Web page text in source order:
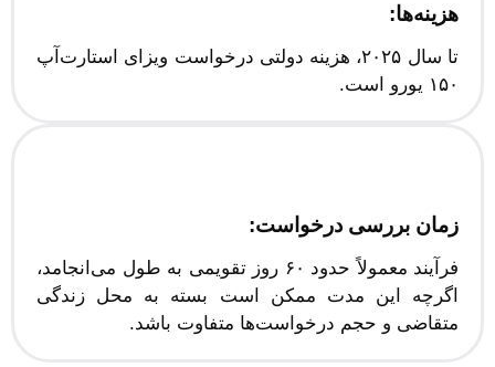
هزینه‌ها:
تا سال ۲۰۲۵، هزینه دولتی درخواست ویزای استارت‌آپ
۱۵۰ یورو است.
زمان بررسی درخواست:
فرآیند معمولاً حدود ۶۰ روز تقویمی به طول می‌انجامد،
اگرچه این مدت ممکن است بسته به محل زندگی
متقاضی و حجم درخواست‌ها متفاوت باشد.